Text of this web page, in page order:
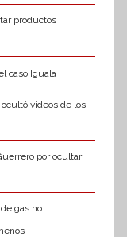
productos
caso Iguala
videos de los
por ocultar
gas no